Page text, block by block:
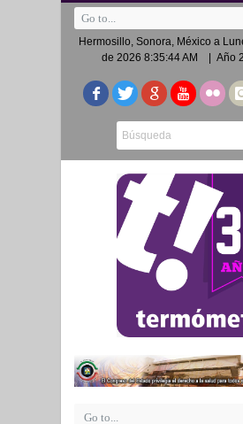
Hermosillo, Sonora, México a
de 2026 8:35:44 AM
| Año